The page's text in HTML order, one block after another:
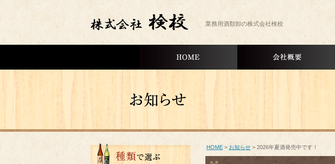
業務用酒類卸の株式会社検校
種類で選ぶ
HOME > お知らせ > 2026年夏酒発売中です！